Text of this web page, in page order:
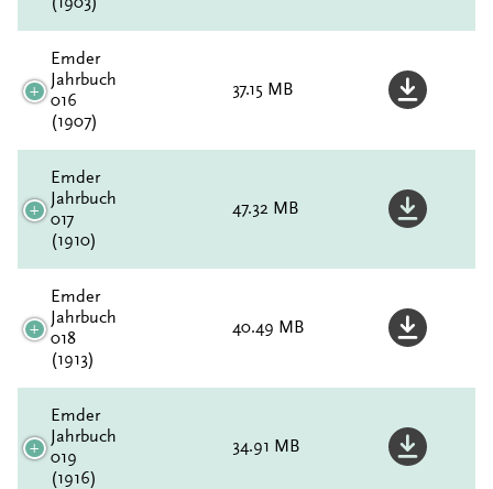
Emder
Jahrbuch
016
(1907)
37.15 MB
Emder
Jahrbuch
017
(1910)
47.32 MB
Emder
Jahrbuch
018
(1913)
40.49 MB
Emder
Jahrbuch
019
(1916)
34.91 MB